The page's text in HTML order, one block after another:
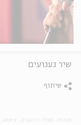
שיר געגועים
שיתוף